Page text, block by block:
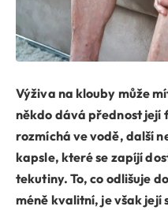
Výživa na klouby může
někdo dává přednost její
rozmíchá ve vodě, další
kapsle, které se zapíjí
tekutiny. To, co odlišuje
méně kvalitní, je však její